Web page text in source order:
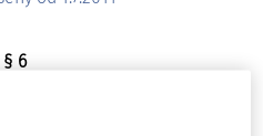
§ 6